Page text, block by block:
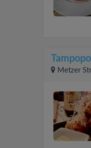
Metzer